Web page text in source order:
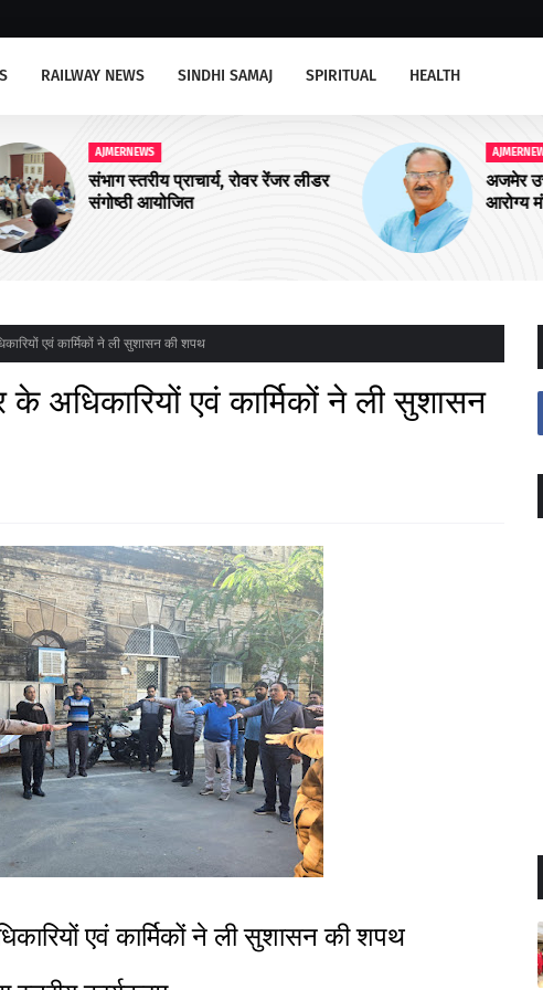
RAILWAY NEWS SINDHI SAMAJ SPIRITUAL HEALTH
रेंजर लीडर
अजमेर उत्तर को चार और आयुष्मान शहरी
आरोग्य मंदिरों की सौगात
एवं कार्मिकों ने ली सुशासन की शपथ
अधिकारियों एवं कार्मिकों ने ली सुशासन
एवं कार्मिकों ने ली सुशासन की शपथ